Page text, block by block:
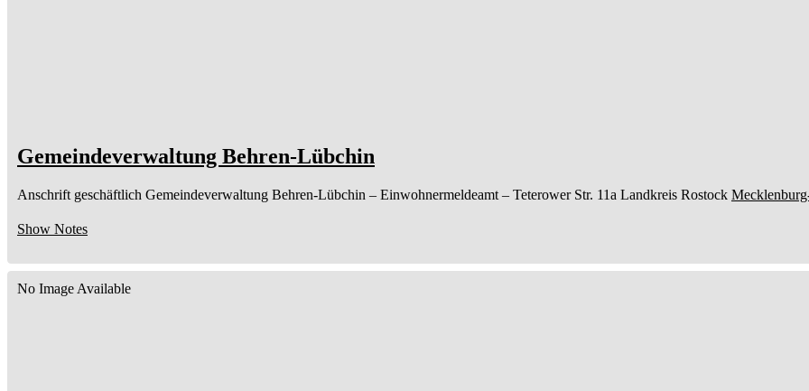
Gemeindeverwaltung Behren-Lübchin
Anschrift geschäftlich Gemeindeverwaltung Behren-Lübchin – Einwohnermeldeamt – Teterower Str. 11a Landkreis Rostock
Show Notes
No Image Available